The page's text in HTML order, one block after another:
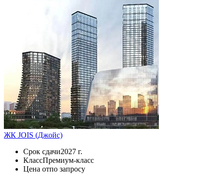
ЖК JOIS (Джойс)
Срок сдачи2027 г.
КлассПремиум-класс
Цена отпо запросу